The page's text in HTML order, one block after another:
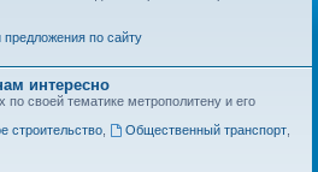
по сайту
интересно
по своей тематике метрополитену и его
строительство, Общественный транспорт,